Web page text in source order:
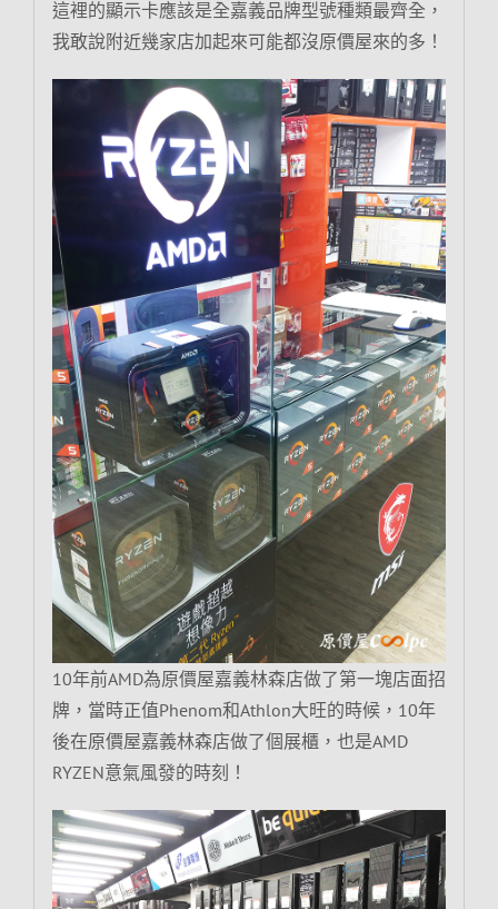
這裡的顯示卡應該是全嘉義品牌型號種類最齊全，
我敢說附近幾家店加起來可能都沒原價屋來的多！
10年前AMD為原價屋嘉義林森店做了第一塊店面招
牌，當時正值Phenom和Athlon大旺的時候，10年
後在原價屋嘉義林森店做了個展櫃，也是AMD
RYZEN意氣風發的時刻！